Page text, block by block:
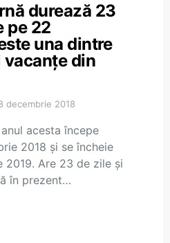
durează 23
pe 22
una dintre
vacanțe din
decembrie 2018
acesta începe
2018 și se încheie
2019. Are 23 de zile și
în prezent…